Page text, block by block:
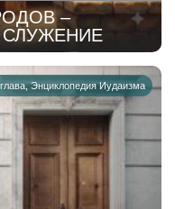
–
СЛУЖЕНИЕ
,Энциклопедия Иудаизма